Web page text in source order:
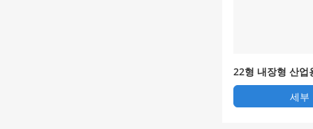
22형 내장형 산업
세부